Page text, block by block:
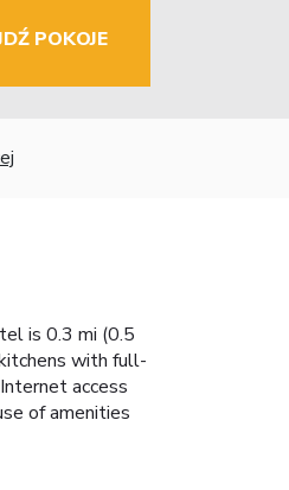
POKOJE
is 0.3 mi (0.5
with full-
access
of amenities